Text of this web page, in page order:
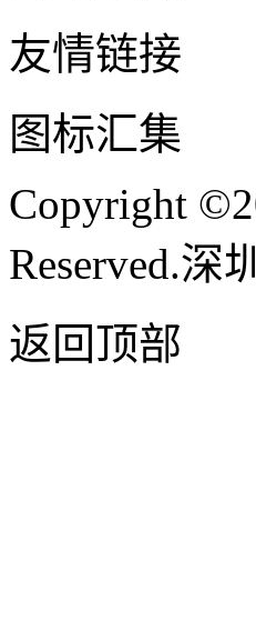
友情链接
图标汇集
Copyright
Reserved.深
返回顶部